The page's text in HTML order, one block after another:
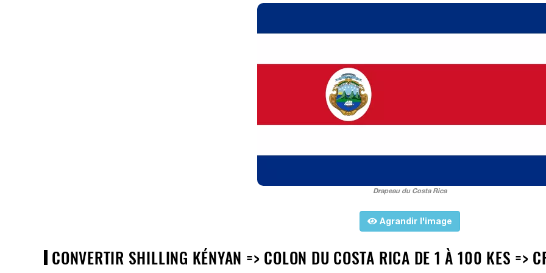
Drapeau du Costa Rica
Agrandir l'image
CONVERTIR SHILLING KÉNYAN => COLON DU COSTA RICA DE 1 À 100 KES =>